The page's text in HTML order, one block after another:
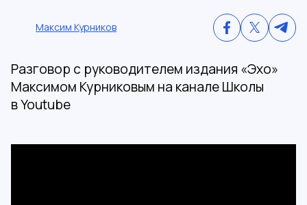
Максим Курников
Разговор с руководителем издания «Эхо»
Максимом Курниковым на канале Школы
в Youtube